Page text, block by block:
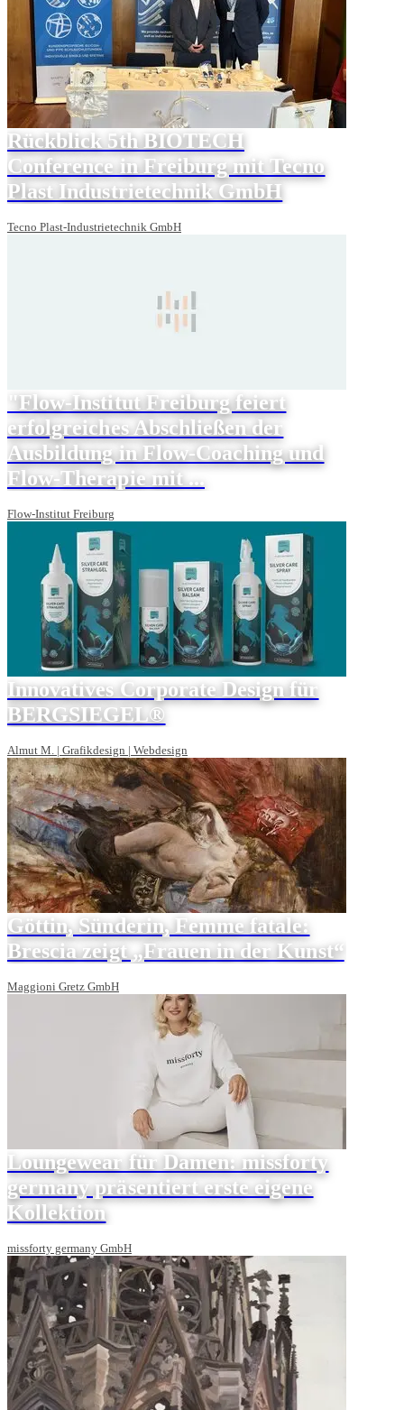
Rückblick 5th BIOTECH
Conference in Freiburg mit Tecno
Plast Industrietechnik GmbH
Tecno Plast-Industrietechnik GmbH
"Flow-Institut Freiburg feiert
erfolgreiches Abschließen der
Ausbildung in Flow-Coaching und
Flow-Therapie mit ...
Flow-Institut Freiburg
Innovatives Corporate Design für
BERGSIEGEL®
Almut M. | Grafikdesign | Webdesign
Göttin, Sünderin, Femme fatale:
Brescia zeigt „Frauen in der Kunst“
Maggioni Gretz GmbH
Loungewear für Damen: missforty
germany präsentiert erste eigene
Kollektion
missforty germany GmbH